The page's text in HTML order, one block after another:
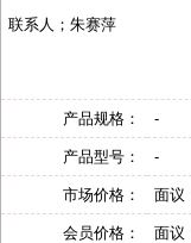
联系人；朱赛萍
产品规格： -
产品型号： -
市场价格： 面议
会员价格： 面议